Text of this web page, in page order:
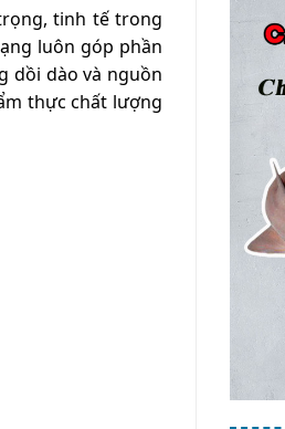
tinh tế trong
luôn góp phần
dồi dào và nguồn
thực chất lượng